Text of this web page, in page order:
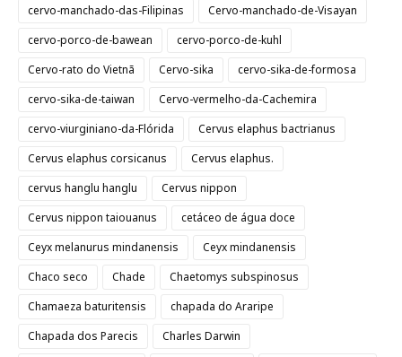
cervo-manchado-das-Filipinas
Cervo-manchado-de-Visayan
cervo-porco-de-bawean
cervo-porco-de-kuhl
Cervo-rato do Vietnã
Cervo-sika
cervo-sika-de-formosa
cervo-sika-de-taiwan
Cervo-vermelho-da-Cachemira
cervo-viurginiano-da-Flórida
Cervus elaphus bactrianus
Cervus elaphus corsicanus
Cervus elaphus.
cervus hanglu hanglu
Cervus nippon
Cervus nippon taiouanus
cetáceo de água doce
Ceyx melanurus mindanensis
Ceyx mindanensis
Chaco seco
Chade
Chaetomys subspinosus
Chamaeza baturitensis
chapada do Araripe
Chapada dos Parecis
Charles Darwin